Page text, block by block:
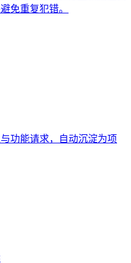
免重复犯错。
功能请求，自动沉淀为项